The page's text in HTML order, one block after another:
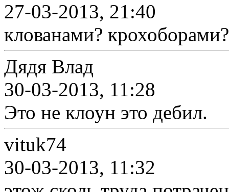
27-03-2013, 21:40
клованами? крохоборами?
Дядя Влад
30-03-2013, 11:28
Это не клоун это дебил.
vituk74
30-03-2013, 11:32